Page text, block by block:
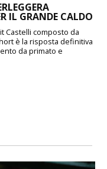
IL GRANDE CALDO
Castelli composto da
è la risposta definitiva
da primato e